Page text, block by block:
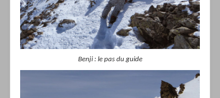
Benji : le pas du guide